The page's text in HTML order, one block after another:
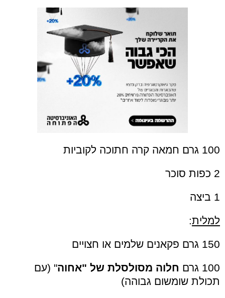
100 גרם חמאה קרה חתוכה לקוביות
2 כפות סוכר
1 ביצה
למלית:
150 גרם פקאנים שלמים או חצויים
100 גרם חלוה מסולסלת של "אחוה" (עם
תכולת שומשום גבוהה)